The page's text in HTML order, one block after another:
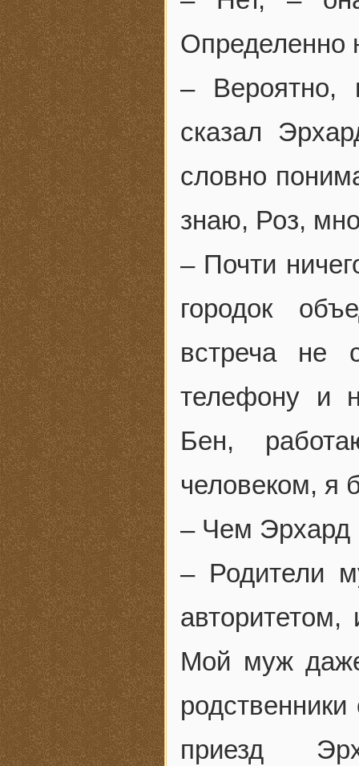
Определенно
– Вероятно,
сказал
словно
знаю, Роз,
– Почти
городок
встреча не
телефону и
Бен,
человеком, я
– Чем Эрхард
– Родители
Мой муж
приезд